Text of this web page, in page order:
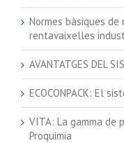
Normes bàsiques
rentavaixelles
AVANTATGES DEL
ECOCONPACK: El
VITA: La gamma de
Proquimia